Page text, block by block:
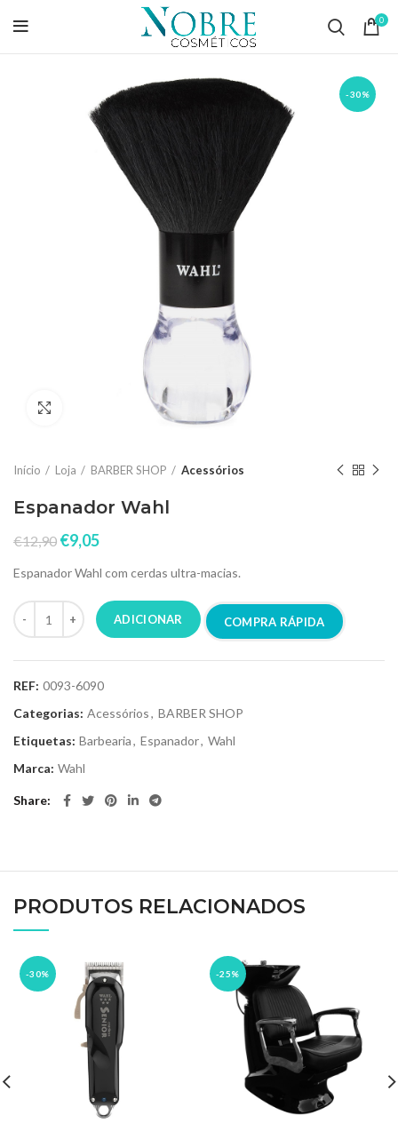
0
-30%
Início Loja BARBER SHOP Acessórios
Espanador Wahl
€12,90 €9,05
Espanador Wahl com cerdas ultra-macias.
ADICIONAR COMPRA RÁPIDA
REF: 0093-6090
Categorias: Acessórios, BARBER SHOP
Etiquetas: Barbearia, Espanador, Wahl
Marca: Wahl
Share
PRODUTOS RELACIONADOS
-30% -25%